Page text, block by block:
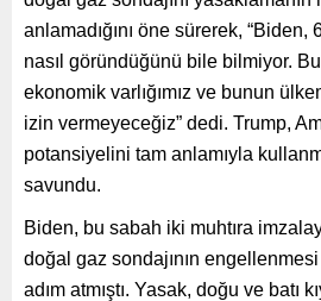
anlamadığını öne sürerek,
nasıl göründüğünü bile bilmiyor.
ekonomik varlığımız ve bunun
izin vermeyeceğiz” dedi. Trump,
potansiyelini tam anlamıyla
savundu.
Biden, bu sabah iki muhtıra
doğal gaz sondajının
adım atmıştı. Yasak, doğu ve batı